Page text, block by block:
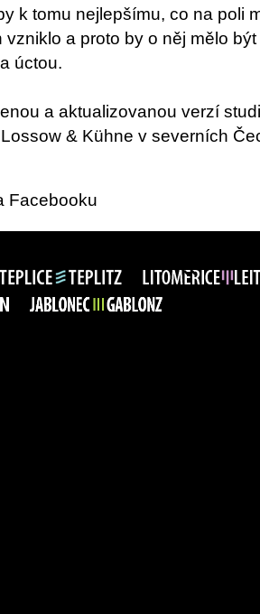
k tomu nejlepšímu, co na poli
a proto by o něj mělo
úctou.
a aktualizovanou verzí
& Kühne v severních
Facebooku